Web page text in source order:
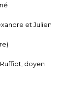
et Julien
doyen